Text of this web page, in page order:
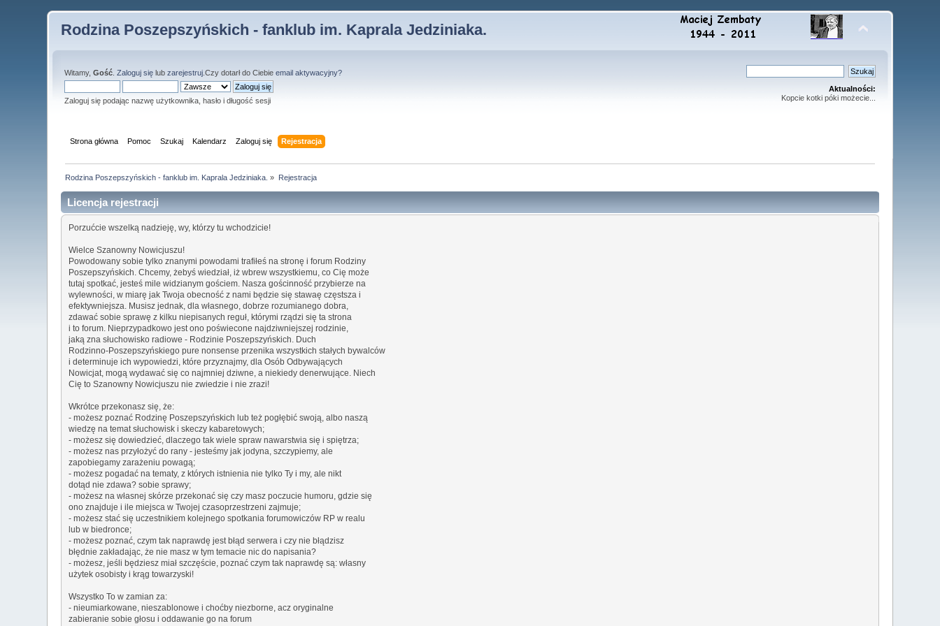
Rodzina Poszepszyńskich - fanklub im. Kaprala Jedziniaka.
Witamy,Gość .Zaloguj się lubzarejestruj .Czy dotarł do Ciebieemail aktywacyjny?
Zaloguj się podając nazwę użytkownika, hasło i długość sesji
Aktualności:
Kopcie kotki póki możecie...
Strona główna Pomoc Szukaj Kalendarz Zaloguj się Rejestracja
Rodzina Poszepszyńskich - fanklub im. Kaprala Jedziniaka. » Rejestracja
Licencja rejestracji
Porzućcie wszelką nadzieję, wy, którzy tu wchodzicie!
Wielce Szanowny Nowicjuszu!
Powodowany sobie tylko znanymi powodami trafiłeś na stronę i forum Rodziny
Poszepszyńskich. Chcemy, żebyś wiedział, iż wbrew wszystkiemu, co Cię może
tutaj spotkać, jesteś mile widzianym gościem. Nasza gościnność przybierze na
wylewności, w miarę jak Twoja obecność z nami będzie się stawaę częstsza i
efektywniejsza. Musisz jednak, dla własnego, dobrze rozumianego dobra,
zdawać sobie sprawę z kilku niepisanych reguł, którymi rządzi się ta strona
i to forum. Nieprzypadkowo jest ono poświecone najdziwniejszej rodzinie,
jaką zna słuchowisko radiowe - Rodzinie Poszepszyńskich. Duch
Rodzinno-Poszepszyńskiego pure nonsense przenika wszystkich stałych bywalców
i determinuje ich wypowiedzi, które przyznajmy, dla Osób Odbywających
Nowicjat, mogą wydawać się co najmniej dziwne, a niekiedy denerwujące. Niech
Cię to Szanowny Nowicjuszu nie zwiedzie i nie zrazi!
Wkrótce przekonasz się, że:
- możesz poznać Rodzinę Poszepszyńskich lub też pogłębić swoją, albo naszą
wiedzę na temat słuchowisk i skeczy kabaretowych;
- możesz się dowiedzieć, dlaczego tak wiele spraw nawarstwia się i spiętrza;
- możesz nas przyłożyć do rany - jesteśmy jak jodyna, szczypiemy, ale
zapobiegamy zarażeniu powagą;
- możesz pogadać na tematy, z których istnienia nie tylko Ty i my, ale nikt
dotąd nie zdawa? sobie sprawy;
- możesz na własnej skórze przekonać się czy masz poczucie humoru, gdzie się
ono znajduje i ile miejsca w Twojej czasoprzestrzeni zajmuje;
- możesz stać się uczestnikiem kolejnego spotkania forumowiczów RP w realu
lub w biedronce;
- możesz poznać, czym tak naprawdę jest błąd serwera i czy nie błądzisz
błędnie zakładając, że nie masz w tym temacie nic do napisania?
- możesz, jeśli będziesz miał szczęście, poznać czym tak naprawdę są: własny
użytek osobisty i krąg towarzyski!
Wszystko To w zamian za:
- nieumiarkowane, nieszablonowe i choćby niezborne, acz oryginalne
zabieranie sobie głosu i oddawanie go na forum